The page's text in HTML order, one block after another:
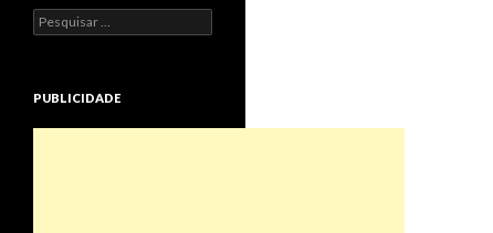
Pesquisar
por:
PUBLICIDADE